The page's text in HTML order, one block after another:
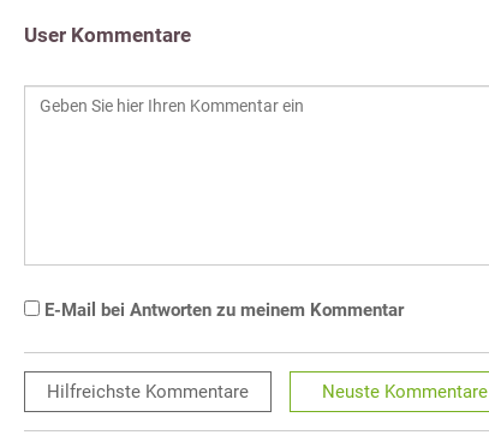
User Kommentare
E-Mail bei Antworten zu meinem Kommentar
Hilfreichste Kommentare Neuste Kommentare